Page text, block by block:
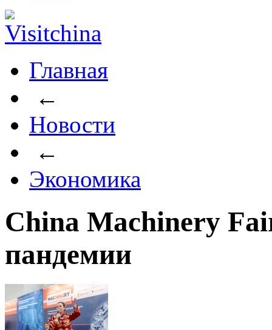
Главная
←
Новости
←
Экономика
China Machinery
пандемии